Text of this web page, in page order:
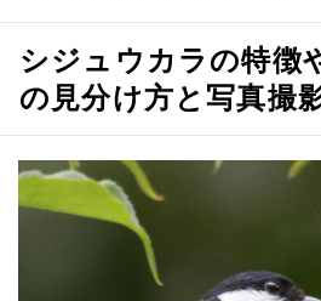
ツ
シジュウカラの特徴
の見分け方と写真撮